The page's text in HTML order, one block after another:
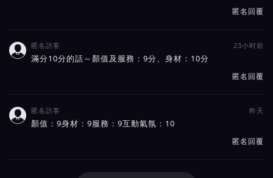
匿名回覆
 匿名訪客 23小时前
滿分10分的話～顏值及服務：9分、身材：10分
匿名回覆
 匿名訪客 昨天
顏值：9身材：9服務：9互動氣氛：10
匿名回覆